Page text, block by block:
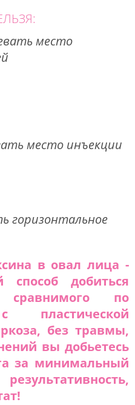
место
место инъекции
горизонтальное
в овал лица -
добиться
по
пластической
без травмы,
вы добьетесь
за минимальный